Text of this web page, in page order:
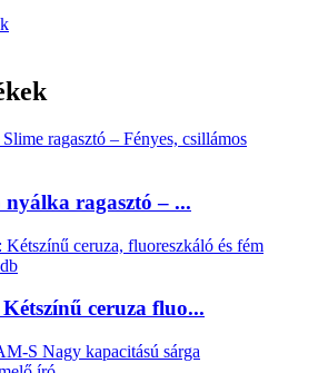
nyálka ragasztó – ...
ceruza fluo...